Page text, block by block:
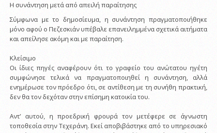
Η συνάντηση μετά από απειλή παραίτησης
Σύμφωνα με το δημοσίευμα, η συνάντηση πραγματοποιήθηκε
μόνο αφού ο Πεζεσκιάν υπέβαλε επανειλημμένα σχετικά αιτήματα
και απείλησε ακόμη και με παραίτηση.
Κλείσιμο
Οι ίδιες πηγές αναφέρουν ότι το γραφείο του ανώτατου ηγέτη
συμφώνησε τελικά να πραγματοποιηθεί η συνάντηση, αλλά
ενημέρωσε τον πρόεδρο ότι, σε αντίθεση με τη συνήθη πρακτική,
δεν θα τον δεχόταν στην επίσημη κατοικία του.
Αντ’ αυτού, η προεδρική φρουρά τον μετέφερε σε άγνωστη
τοποθεσία στην Τεχεράνη. Εκεί αποβιβάστηκε από το υπηρεσιακό